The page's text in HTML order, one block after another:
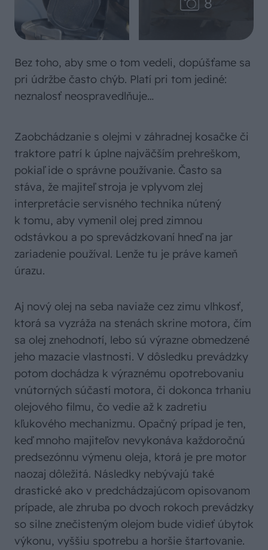
Bez toho, aby sme o tom vedeli, dopúšťame sa
pri údržbe často chýb. Platí pri tom jediné:
neznalosť neospravedlňuje…
Zaobchádzanie s olejmi v záhradnej kosačke či
traktore patrí k úplne najväčším prehreškom,
pokiaľ ide o správne používanie. Často sa
stáva, že majiteľ stroja je vplyvom zlej
interpretácie servisného technika nútený
k tomu, aby vymenil olej pred zimnou
odstávkou a po sprevádzkovaní hneď na jar
zariadenie používal. Lenže tu je práve kameň
úrazu.
Aj nový olej na seba naviaže cez zimu vlhkosť,
ktorá sa vyzráža na stenách skrine motora, čím
sa olej znehodnotí, lebo sú výrazne obmedzené
jeho mazacie vlastnosti. V dôsledku prevádzky
potom dochádza k výraznému opotrebovaniu
vnútorných súčastí motora, či dokonca trhaniu
olejového filmu, čo vedie až k zadretiu
kľukového mechanizmu. Opačný prípad je ten,
keď mnoho majiteľov nevykonáva každoročnú
predsezónnu výmenu oleja, ktorá je pre motor
naozaj dôležitá. Následky nebývajú také
drastické ako v predchádzajúcom opisovanom
prípade, ale zhruba po dvoch rokoch prevádzky
so silne znečisteným olejom bude vidieť úbytok
výkonu, vyššiu spotrebu a horšie štartovanie.